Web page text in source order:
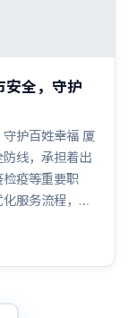
安全，守护
护百姓幸福 厦
线，承担着出
疫等重要职
化服务流程，…